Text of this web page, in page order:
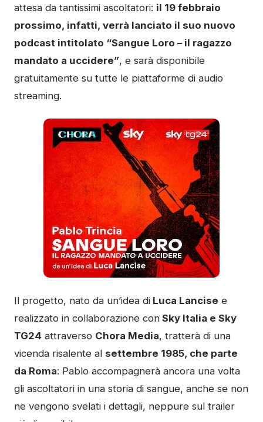
attesa da tantissimi ascoltatori: il 19 febbraio
prossimo, infatti, verrà lanciato il suo nuovo
podcast intitolato “Sangue Loro – il ragazzo
mandato a uccidere”, e sarà disponibile
gratuitamente su tutte le piattaforme di audio
streaming.
Il progetto, nato da un’idea di Luca Lancise e
realizzato in collaborazione con Sky Italia e Sky
TG24 attraverso Chora Media, tratterà di una
vicenda risalente al settembre 1985, che parte
da Roma: Pablo accompagnerà ancora una volta
gli ascoltatori in una storia di sangue, anche se non
ne vengono svelati i dettagli, neppure sul trailer